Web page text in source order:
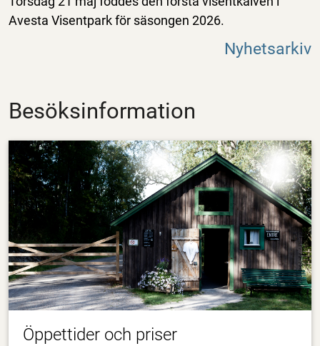
Avesta Visentpark för säsongen 2026.
Nyhetsarkiv
Besöksinformation
Öppettider och priser